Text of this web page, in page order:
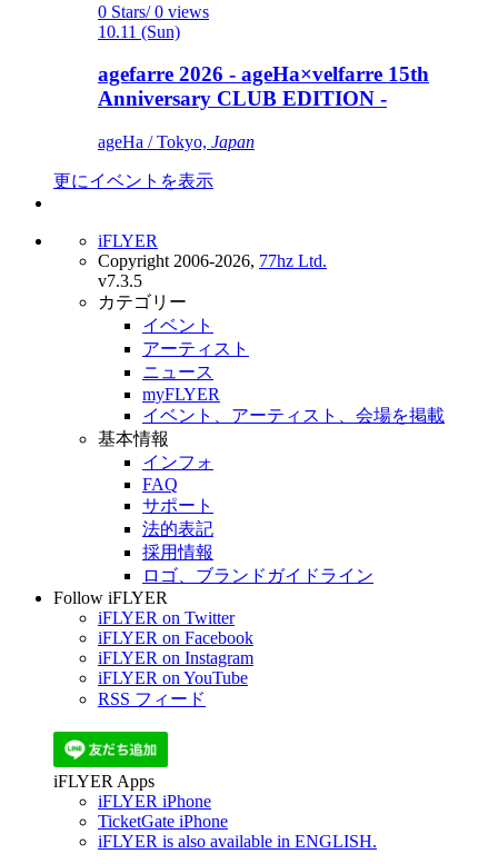
0 Stars/ 0 views
10.11 (Sun)
agefarre 2026 - ageHa×velfarre 15th
Anniversary CLUB EDITION -
ageHa / Tokyo, Japan
更にイベントを表示
iFLYER
Copyright 2006-2026, 77hz Ltd.
v7.3.5
カテゴリー
イベント
アーティスト
ニュース
myFLYER
イベント、アーティスト、会場を掲載
基本情報
インフォ
FAQ
サポート
法的表記
採用情報
ロゴ、ブランドガイドライン
Follow iFLYER
iFLYER on Twitter
iFLYER on Facebook
iFLYER on Instagram
iFLYER on YouTube
RSS フィード
iFLYER Apps
iFLYER iPhone
TicketGate iPhone
iFLYER is also available in ENGLISH.